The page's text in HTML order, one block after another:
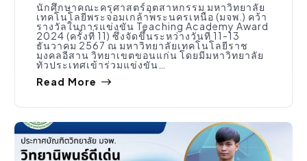
นักศึกษาคณะครุศาสตร์อุตสาหกรรม มหาวิทยาลัย
เทคโนโลยีพระจอมเกล้าพระนครเหนือ (มจพ.) คว้า
รางวัลในการแข่งขัน Teaching Academy Award
2024 (ครั้งที่ 11) ซึ่งจัดขึ้นระหว่างวันที่ 11-13
ธันวาคม 2567 ณ มหาวิทยาลัยเทคโนโลยีราช
มงคลอีสาน วิทยาเขตขอนแก่น โดยมีมหาวิทยาลัย
ทั่วประเทศเข้าร่วมแข่งขัน…
Read More
กิจกรรมคณะ,ประชาสัมพันธ์